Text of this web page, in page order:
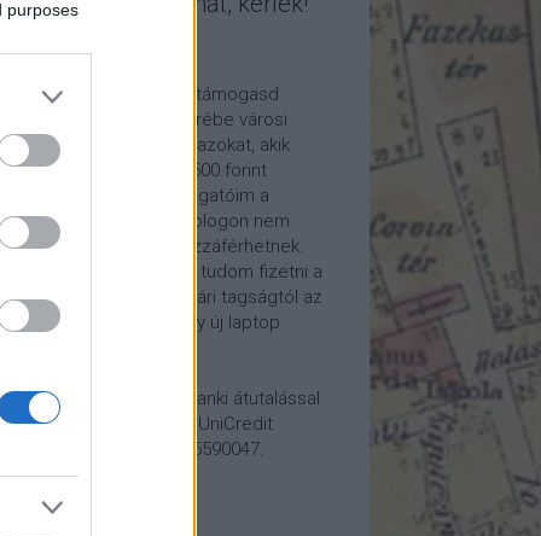
purposes
tetszik a blogom, kérlek támogasd
anyagilag is! Cserébe városi
hívom meg időnként azokat, akik
havi 5 euró vagy 2500 forint
küldenek. Támogatóim a
on exkluzív, a blogon nem
tartalmakhoz is hozzáférhetnek.
segítségével tudom fizetni a
költségeit a könyvtári tagságtól az
előfizetésen át egy új laptop
egyszerű banki átutalással
Papp Géza, UniCredit
10918001-00000022-65590047.
Fővárosi Blog